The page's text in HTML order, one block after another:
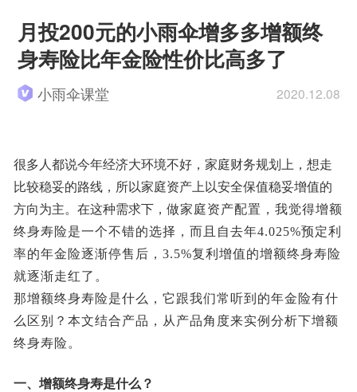
月投200元的小雨伞增多多增额终
身寿险比年金险性价比高多了
小雨伞课堂 2020.12.08
很多人都说今年经济大环境不好，家庭财务规划上，想走
比较稳妥的路线，所以家庭资产上以安全保值稳妥增值的
方向为主。在这种需求下， 做家庭资产配置，我觉得增额
终身寿险是一个不错的选择，而且自去年4.025%预定利
率的年金险逐渐停售后，3.5%复利增值的增额终身寿险
就逐渐走红了。
那增额终身寿险是什么，它跟我们常听到的年金险有什
么区别？本文结合产品，从产品角度来实例分析下增额
终身寿险。
一、增额终身寿是什么？